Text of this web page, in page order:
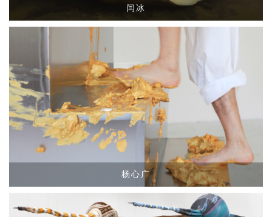
闫冰
杨心广